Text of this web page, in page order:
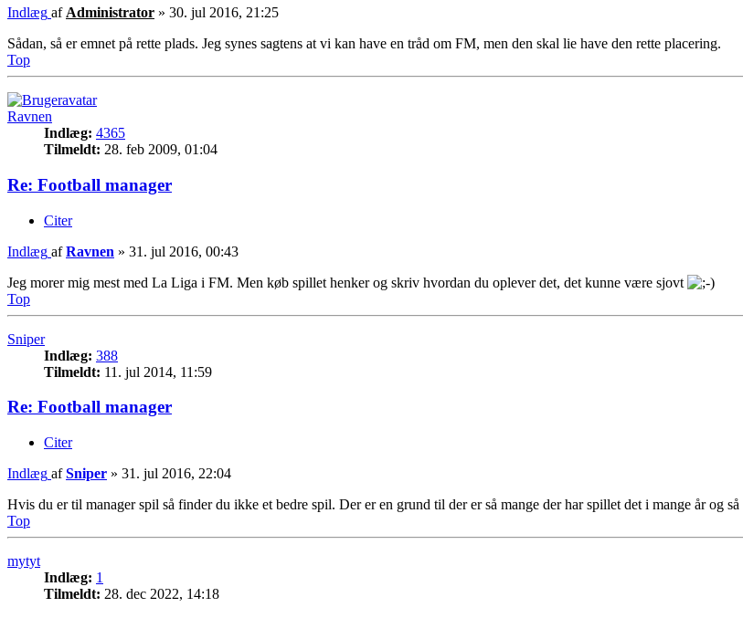
Indlæg af Administrator » 30. jul 2016, 21:25
Sådan, så er emnet på rette plads. Jeg synes sagtens at vi kan have en tråd om FM, men den skal lie have den rette placering.
Top
Ravnen
Indlæg: 4365
Tilmeldt: 28. feb 2009, 01:04
Re: Football manager
Citer
Indlæg afRavnen » 31. jul 2016, 00:43
Jeg morer mig mest med La Liga i FM. Men køb spillet henker og skriv hvordan du oplever det, det kunne være sjovt
Top
Sniper
Indlæg: 388
Tilmeldt: 11. jul 2014, 11:59
Re: Football manager
Citer
Indlæg afSniper » 31. jul 2016, 22:04
Hvis du er til manager spil så finder du ikke et bedre spil. Der er en grund til der er så mange der har spillet det i mange år og
Top
mytyt
Indlæg: 1
Tilmeldt: 28. dec 2022, 14:18